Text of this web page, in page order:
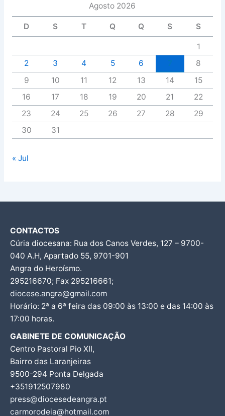
Agosto 2026
D S T Q Q S S
1
2
3 4 5 6
8
9
10 11 12 13 14
15
16
17 18 19 20 21
22
23
24 25 26 27 28
29
30
31
« Jul
CONTACTOS
Cúria diocesana: Rua dos Canos Verdes, 127 – 9700-
040 A.H, Apartado 55, 9701-901
Angra do Heroísmo.
295216670; Fax 295216661;
diocese.angra@gmail.com
Horário: 2ª a 6ª feira das 09:00 às 13:00 e das 14:00 às
17:00 horas.
GABINETE DE COMUNICAÇÃO
Centro Pastoral Pio XII,
Bairro das Laranjeiras
9500-294 Ponta Delgada
+351912507980
press@diocesedeangra.pt
carmorodeia@hotmail.com